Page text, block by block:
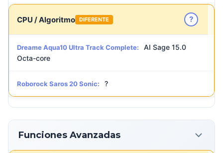
CPU / Algoritmo DIFERENTE ?
Dreame Aqua10 Ultra Track Complete:
AI Sage 15.0
Octa-core
Roborock Saros 20 Sonic: ?
Funciones Avanzadas